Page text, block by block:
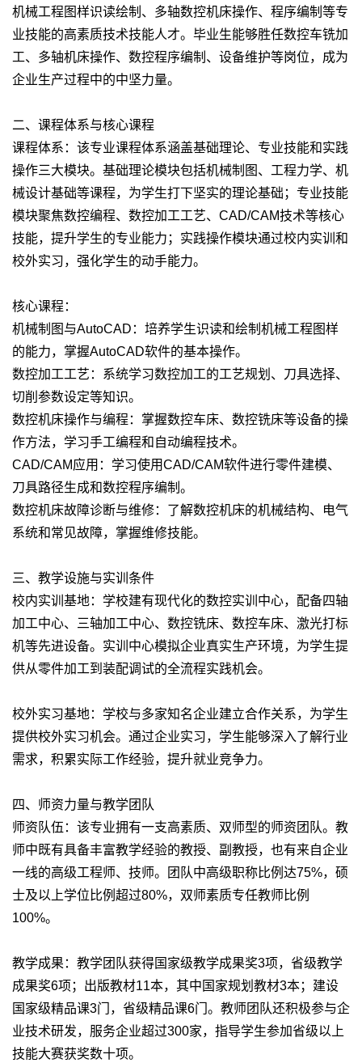
机械工程图样识读绘制、多轴数控机床操作、程序编制等专
业技能的高素质技术技能人才。毕业生能够胜任数控车铣加
工、多轴机床操作、数控程序编制、设备维护等岗位，成为
企业生产过程中的中坚力量。
二、课程体系与核心课程
课程体系：该专业课程体系涵盖基础理论、专业技能和实践
操作三大模块。基础理论模块包括机械制图、工程力学、机
械设计基础等课程，为学生打下坚实的理论基础；专业技能
模块聚焦数控编程、数控加工工艺、CAD/CAM技术等核心
技能，提升学生的专业能力；实践操作模块通过校内实训和
校外实习，强化学生的动手能力。
核心课程：
机械制图与AutoCAD：培养学生识读和绘制机械工程图样
的能力，掌握AutoCAD软件的基本操作。
数控加工工艺：系统学习数控加工的工艺规划、刀具选择、
切削参数设定等知识。
数控机床操作与编程：掌握数控车床、数控铣床等设备的操
作方法，学习手工编程和自动编程技术。
CAD/CAM应用：学习使用CAD/CAM软件进行零件建模、
刀具路径生成和数控程序编制。
数控机床故障诊断与维修：了解数控机床的机械结构、电气
系统和常见故障，掌握维修技能。
三、教学设施与实训条件
校内实训基地：学校建有现代化的数控实训中心，配备四轴
加工中心、三轴加工中心、数控铣床、数控车床、激光打标
机等先进设备。实训中心模拟企业真实生产环境，为学生提
供从零件加工到装配调试的全流程实践机会。
校外实习基地：学校与多家知名企业建立合作关系，为学生
提供校外实习机会。通过企业实习，学生能够深入了解行业
需求，积累实际工作经验，提升就业竞争力。
四、师资力量与教学团队
师资队伍：该专业拥有一支高素质、双师型的师资团队。教
师中既有具备丰富教学经验的教授、副教授，也有来自企业
一线的高级工程师、技师。团队中高级职称比例达75%，硕
士及以上学位比例超过80%，双师素质专任教师比例
100%。
教学成果：教学团队获得国家级教学成果奖3项，省级教学
成果奖6项；出版教材11本，其中国家规划教材3本；建设
国家级精品课3门，省级精品课6门。教师团队还积极参与企
业技术研发，服务企业超过300家，指导学生参加省级以上
技能大赛获奖数十项。